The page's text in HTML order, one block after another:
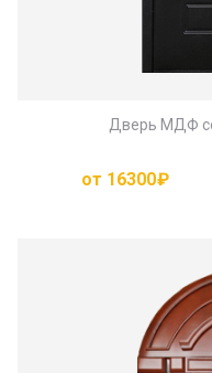
Дверь МДФ
от 16300₽